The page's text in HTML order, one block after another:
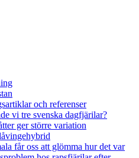
och referenser
vi tre svenska dagfjärilar?
ger större variation
får oss att glömma hur det var